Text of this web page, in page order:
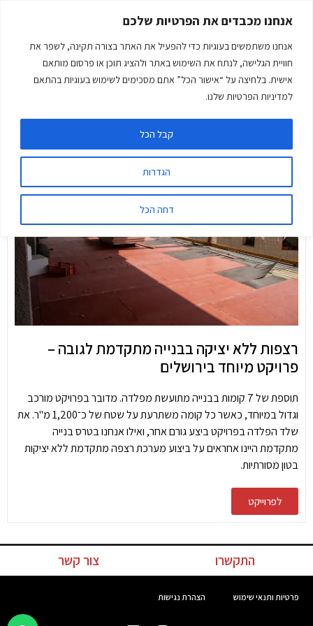
אנחנו מכבדים את הפרטיות שלכם
אנחנו משתמשים בעוגיות כדי להפעיל את האתר בצורה תקינה, לשפר את
חוויית הגלישה, לנתח את השימוש באתר ולהציג תוכן או פרסום מותאם
אישית. בלחיצה על “אישור הכל” אתם מסכימים לשימוש בעוגיות בהתאם
למדיניות הפרטיות שלנו.
הגדרות
דחה הכל
קבל הכל
פרויקטים מיוחדים
רצפות ללא יציקה בבנייה מתקדמת לגובה –
פרויקט מיוחד בירושלים
תוספת של 7 קומות בבנייה מתועשת מפלדה. מדובר בפרויקט מורכב
וגדול במיוחד, כאשר כל קומה משתרעת על שטח של כ־1,200 מ"ר. את
שלד הפלדה בפרויקט ביצע גורם אחר, ואילו אנחנו בטרס בנייה
מתקדמת היינו אחראים על ביצוע מערכת רצפה מתקדמת ללא יציקות
בטון מסורתיות.
לפרוייקט
התקשרו צור קשר
פרטיות ותנאי שימוש הצהרת נגישות